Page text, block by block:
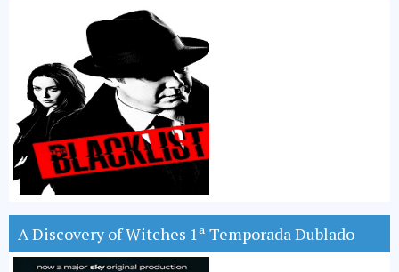
A Discovery of Witches 1ª Temporada Dublado